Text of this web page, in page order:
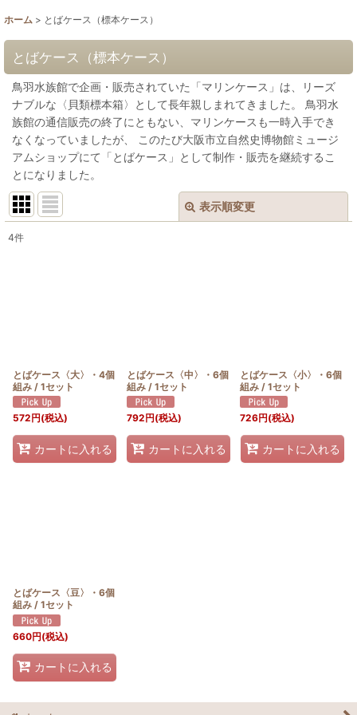
ホーム > とばケース（標本ケース）
とばケース（標本ケース）
鳥羽水族館で企画・販売されていた「マリンケース」は、リーズ
ナブルな〈貝類標本箱〉として長年親しまれてきました。 鳥羽水
族館の通信販売の終了にともない、マリンケースも一時入手でき
なくなっていましたが、 このたび大阪市立自然史博物館ミュージ
アムショップにて「とばケース」として制作・販売を継続するこ
とになりました。
表示順変更
4件
とばケース〈大〉・4個
組み / 1セット
572円(税込)
カートに入れる
とばケース〈中〉・6個
組み / 1セット
792円(税込)
カートに入れる
とばケース〈小〉・6個
組み / 1セット
726円(税込)
カートに入れる
とばケース〈豆〉・6個
組み / 1セット
660円(税込)
カートに入れる